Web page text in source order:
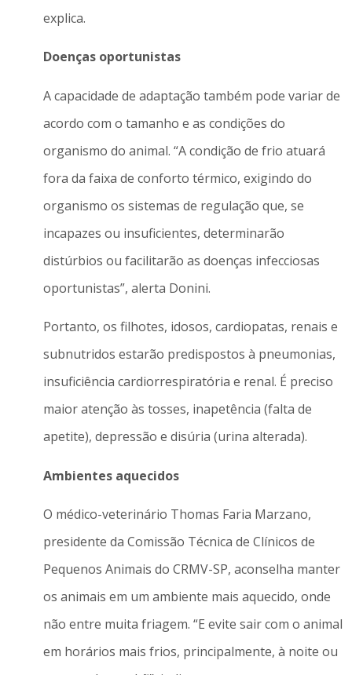
explica.
Doenças oportunistas
A capacidade de adaptação também pode variar de
acordo com o tamanho e as condições do
organismo do animal. “A condição de frio atuará
fora da faixa de conforto térmico, exigindo do
organismo os sistemas de regulação que, se
incapazes ou insuficientes, determinarão
distúrbios ou facilitarão as doenças infecciosas
oportunistas”, alerta Donini.
Portanto, os filhotes, idosos, cardiopatas, renais e
subnutridos estarão predispostos à pneumonias,
insuficiência cardiorrespiratória e renal. É preciso
maior atenção às tosses, inapetência (falta de
apetite), depressão e disúria (urina alterada).
Ambientes aquecidos
O médico-veterinário Thomas Faria Marzano,
presidente da Comissão Técnica de Clínicos de
Pequenos Animais do CRMV-SP, aconselha manter
os animais em um ambiente mais aquecido, onde
não entre muita friagem. “E evite sair com o animal
em horários mais frios, principalmente, à noite ou